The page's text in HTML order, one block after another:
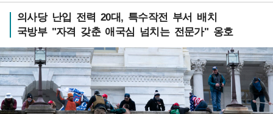
의사당 난입 전력 20대, 특수작전 부서 배치
국방부 "자격 갖춘 애국심 넘치는 전문가" 옹호